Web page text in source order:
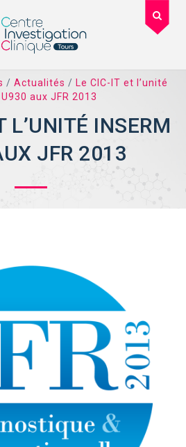
/ Actualités / Le CIC-IT et l’unité
aux JFR 2013
L’UNITÉ INSERM
JFR 2013